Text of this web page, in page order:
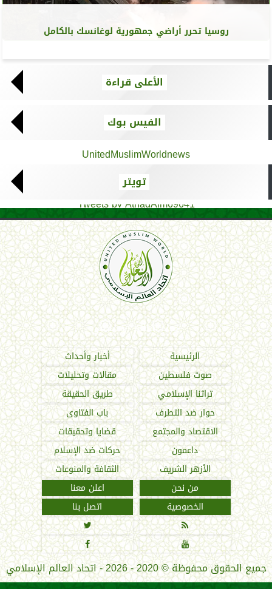
روسيا تحرر أراضي جمهورية لوغانسك بالكامل
الأعلى قراءة
الفيس بوك
UnitedMuslimWorldnews
تويتر
Tweets by AthadAlm69641
اتحاد العالم الإسلامي
الرئيسية
أخبار وأحداث
صوت فلسطين
مقالات وتحليلات
تراثنا الإسلامي
طريق الحقيقة
حوار ضد التطرف
باب الفتاوى
الاقتصاد والمجتمع
قضايا وتحقيقات
داعمون
حركات ضد الإسلام
الأزهر الشريف
الثقافة والمنوعات
من نحن
اعلن معنا
الخصوصية
اتصل بنا




جميع الحقوق محفوظة©2020 - 2026 - اتحاد العالم الإسلامي